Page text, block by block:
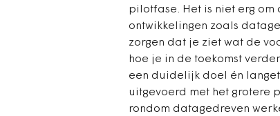
pilotfase. Het is niet erg om
ontwikkelingen zoals
zorgen dat je ziet wat de
hoe je in de toekomst
een duidelijk doel én
uitgevoerd met het grotere
rondom datagedreven